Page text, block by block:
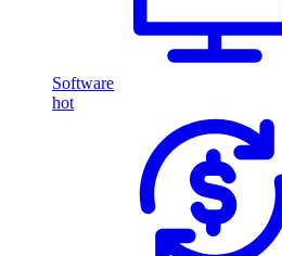
Software
hot